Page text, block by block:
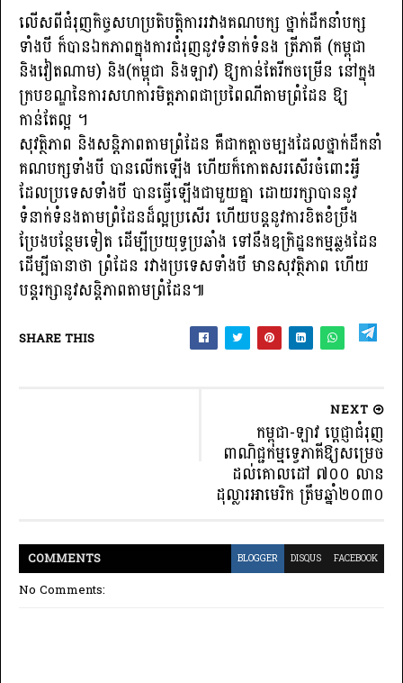
លើសពីជំរុញកិច្ចសហប្រតិបត្តិការរវាងគណបក្ស ថ្នាក់ដឹកនាំបក្ស
ទាំងបី ក៏បានឯកភាពក្នុងការជំរុញនូវទំនាក់ទំនង ត្រីភាគី (កម្ពុជា
និងវៀតណាម) និង(កម្ពុជា និងឡាវ) ឱ្យកាន់តែរីកចម្រើន នៅក្នុង
ក្របខណ្ឌនៃការសហការមិត្តភាពជាប្រពៃណីតាមព្រំដែន ឱ្យ
កាន់តែល្អ ។
សុវត្ថិភាព និងសន្តិភាពតាមព្រំដែន គឺជាកត្តាចម្បងដែលថ្នាក់ដឹកនាំ
គណបក្សទាំងបី បានលើកឡើង ហើយក៏កោតសរសើរចំពោះអ្វី
ដែលប្រទេសទាំងបី បានធ្វើឡើងជាមួយគ្នា ដោយរក្សាបាននូវ
ទំនាក់ទំនងតាមព្រំដែនដ៏ល្អប្រសើរ ហើយបន្តនូវការខិតខំប្រឹង
ប្រែងបន្ថែមទៀត ដើម្បីប្រយុទ្ធប្រឆាំង ទៅនឹងឧក្រិដ្ឋនកម្មឆ្លងដែន
ដើម្បីធានាថា ព្រំដែន រវាងប្រទេសទាំងបី មានសុវត្ថិភាព ហើយ
បន្តរក្សានូវសន្តិភាពតាមព្រំដែន៕
SHARE THIS
NEXT
កម្ពុជា-ឡាវ ប្ដេជ្ញាជំរុញ
ពាណិជ្ជកម្មទ្វេភាគីឱ្យសម្រេច
ដល់គោលដៅ ៧០០ លាន
ដុល្លារអាមេរិក ត្រឹមឆ្នាំ២០៣០
COMMENTS BLOGGER DISQUS FACEBOOK
No Comments: